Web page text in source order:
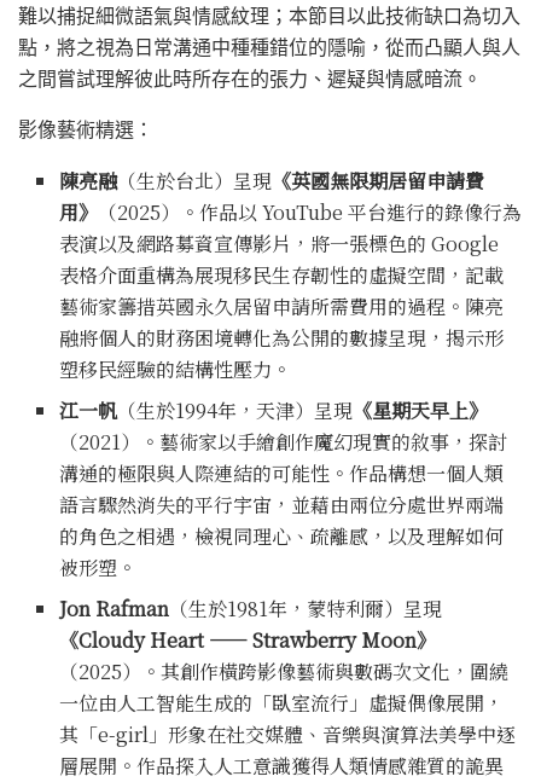
難以捕捉細微語氣與情感紋理；本節目以此技術缺口為切入
點，將之視為日常溝通中種種錯位的隱喻，從而凸顯人與人
之間嘗試理解彼此時所存在的張力、遲疑與情感暗流。
影像藝術精選：
陳亮融（生於台北）呈現 《英國無限期居留申請費
用》
（2025）。作品以 YouTube 平台進行的錄像行為
表演以及網路募資宣傳影片，將一張標色的 Google
表格介面重構為展現移民生存韌性的虛擬空間，記載
藝術家籌措英國永久居留申請所需費用的過程。陳亮
融將個人的財務困境轉化為公開的數據呈現，揭示形
塑移民經驗的結構性壓力。
江一帆（生於1994年，天津）呈現 《星期天早上》
（2021）。藝術家以手繪創作魔幻現實的敘事，探討
溝通的極限與人際連結的可能性。作品構想一個人類
語言驟然消失的平行宇宙，並藉由兩位分處世界兩端
的角色之相遇，檢視同理心、疏離感，以及理解如何
被形塑。
Jon Rafman （生於1981年，蒙特利爾）呈現
《Cloudy Heart—— Strawberry Moon》
（2025）。其創作橫跨影像藝術與數碼次文化，圍繞
一位由人工智能生成的「臥室流行」虛擬偶像展開，
其「e-girl」形象在社交媒體、音樂與演算法美學中逐
層展開。作品探入人工意識獲得人類情感雜質的詭異